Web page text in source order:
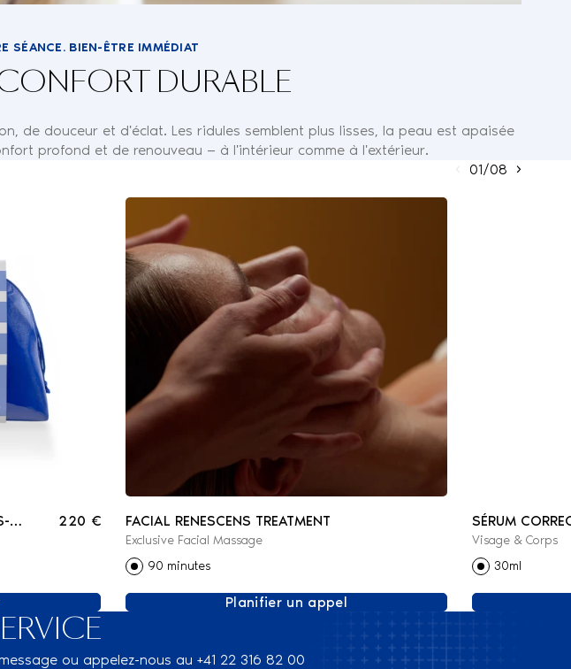
SÉANCE. BIEN-ÊTRE IMMÉDIAT
DURABLE
de douceur et d'éclat. Les ridules semblent plus lisses, la peau est apaisée
profond et de renouveau — à l'intérieur comme à l'extérieur.
01/08
220 € FACIAL RENESCENS TREATMENT
Exclusive Facial Massage
90 minutes
Planifier un appel
SÉRUM
Visage & Corps
30ml
ou appelez-nous au +41 22 316 82 00